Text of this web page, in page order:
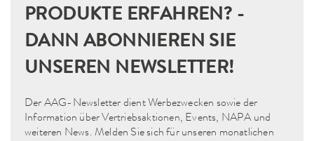
PRODUKTE ERFAHREN? -
DANN ABONNIEREN SIE
UNSEREN NEWSLETTER!
Der AAG-Newsletter dient Werbezwecken sowie der
Information über Vertriebsaktionen, Events, NAPA und
weiteren News. Melden Sie sich für unseren monatlichen